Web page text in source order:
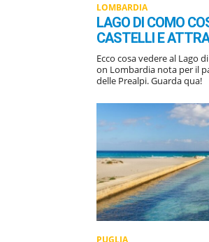
LOMBARDIA
LAGO DI COMO
CASTELLI E
Ecco cosa vedere al Lago
on Lombardia nota per il
delle Prealpi. Guarda qua!
PUGLIA